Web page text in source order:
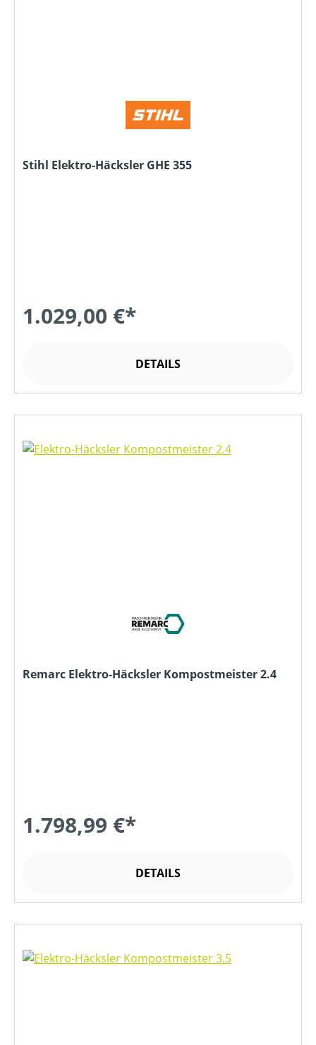
Stihl Elektro-Häcksler GHE 355
1.029,00 €*
DETAILS
Remarc Elektro-Häcksler Kompostmeister 2.4
1.798,99 €*
DETAILS